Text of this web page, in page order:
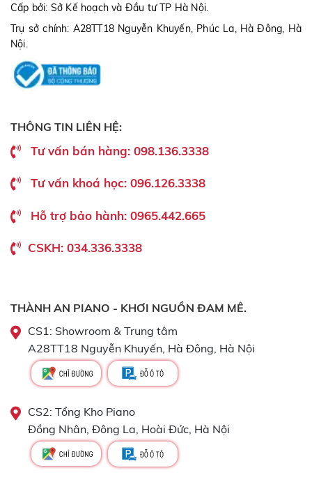
Cấp bởi: Sở Kế hoạch và Đầu tư TP Hà Nội.
Trụ sở chính: A28TT18 Nguyễn Khuyến, Phúc La, Hà Đông, Hà
Nội.
THÔNG TIN LIÊN HỆ:
Tư vấn bán hàng: 098.136.3338
Tư vấn khoá học: 096.126.3338
Hỗ trợ bảo hành: 0965.442.665
CSKH: 034.336.3338
THÀNH AN PIANO - KHƠI NGUỒN ĐAM MÊ.
CS1: Showroom & Trung tâm
A28TT18 Nguyễn Khuyến, Hà Đông, Hà Nội
CS2: Tổng Kho Piano
Đồng Nhân, Đông La, Hoài Đức, Hà Nội